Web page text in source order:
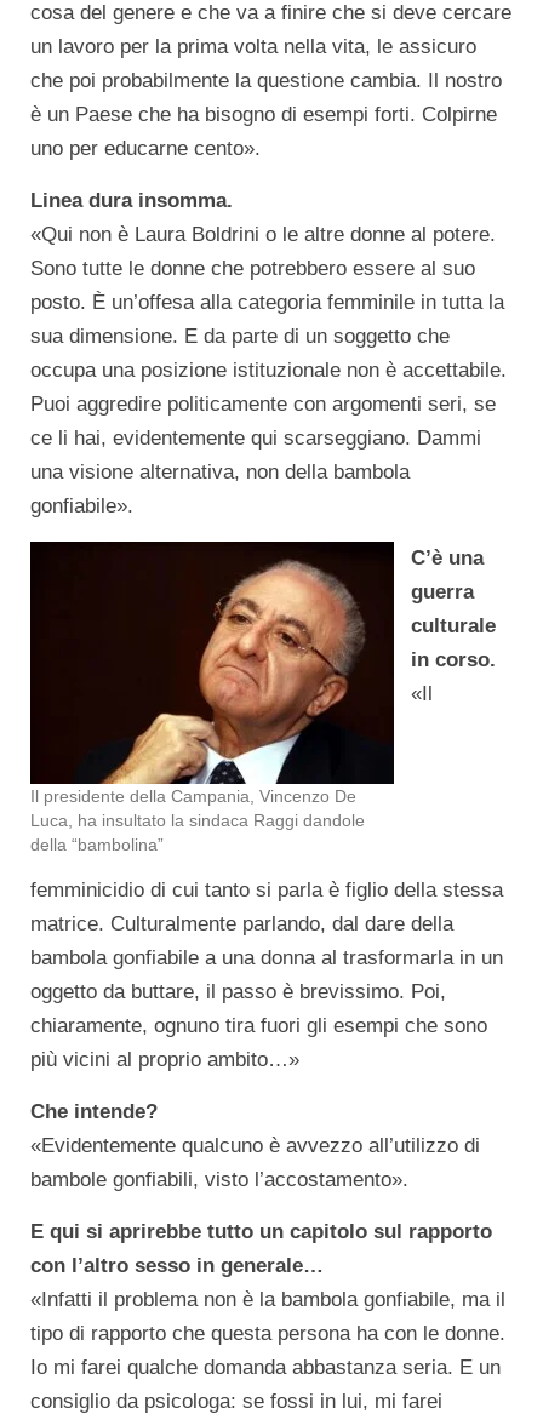
cosa del genere e che va a finire che si deve cercare
un lavoro per la prima volta nella vita, le assicuro
che poi probabilmente la questione cambia. Il nostro
è un Paese che ha bisogno di esempi forti. Colpirne
uno per educarne cento».
Linea dura insomma.
«Qui non è Laura Boldrini o le altre donne al potere.
Sono tutte le donne che potrebbero essere al suo
posto. È un’offesa alla categoria femminile in tutta la
sua dimensione. E da parte di un soggetto che
occupa una posizione istituzionale non è accettabile.
Puoi aggredire politicamente con argomenti seri, se
ce li hai, evidentemente qui scarseggiano. Dammi
una visione alternativa, non della bambola
gonfiabile».
Il presidente della Campania, Vincenzo De
Luca, ha insultato la sindaca Raggi dandole
della “bambolina”
C’è una
guerra
culturale
in corso.
«Il
femminicidio di cui tanto si parla è figlio della stessa
matrice. Culturalmente parlando, dal dare della
bambola gonfiabile a una donna al trasformarla in un
oggetto da buttare, il passo è brevissimo. Poi,
chiaramente, ognuno tira fuori gli esempi che sono
più vicini al proprio ambito…»
Che intende?
«Evidentemente qualcuno è avvezzo all’utilizzo di
bambole gonfiabili, visto l’accostamento».
E qui si aprirebbe tutto un capitolo sul rapporto
con l’altro sesso in generale…
«Infatti il problema non è la bambola gonfiabile, ma il
tipo di rapporto che questa persona ha con le donne.
Io mi farei qualche domanda abbastanza seria. E un
consiglio da psicologa: se fossi in lui, mi farei